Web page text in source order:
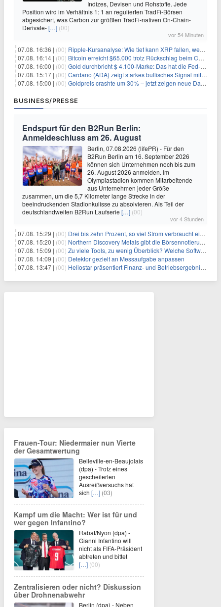
Indizes, Devisen und Rohstoffe. Jede
Position wird im Verhältnis 1: 1 an regulierten TradFi-Börsen
abgesichert, was Carbon zur größten TradFi-nativen On-Chain-
Derivate-[…] (00)
vor 54 Minuten
07.08. 16:36 | (00) Ripple-Kursanalyse: Wie tief kann XRP fallen, wenn die $1-Unterstützung am Wochenende verloren geht?
07.08. 16:14 | (00) Bitcoin erreicht $65.000 trotz Rückschlag beim CLARITY Act und fehlendem US-Iran-Abkommen
07.08. 16:00 | (00) Gold durchbricht $ 4.100-Marke: Das hat die Fed-Entscheidung ausgelöst
07.08. 15:17 | (00) Cardano (ADA) zeigt starkes bullisches Signal mit Potenzial für 200% Kursanstieg
07.08. 15:00 | (00) Goldpreis crashte um 30% – jetzt zeigen neue Daten: War es berechtigt?
BUSINESS/PRESSE
Endspurt für den B2Run Berlin:
Anmeldeschluss am 26. August
Berlin, 07.08.2026 (lifePR) - Für den
B2Run Berlin am 16. September 2026
können sich Unternehmen noch bis zum
26. August 2026 anmelden. Im
Olympiastadion kommen Mitarbeitende
aus Unternehmen jeder Größe
zusammen, um die 5,7 Kilometer lange Strecke in der
beeindruckenden Stadionkulisse zu absolvieren. Als Teil der
deutschlandweiten B2Run Laufserie […] (00)
vor 4 Stunden
07.08. 15:29 | (00) Drei bis zehn Prozent, so viel Strom verbraucht ein Aufzug im Gebäude
07.08. 15:20 | (00) Northern Discovery Metals gibt die Börsennotierung an der Frankfurter Wertpapierbörse bekannt
07.08. 15:09 | (00) Zu viele Tools, zu wenig Überblick? Welche Software IT-Dienstleister wirklich brauchen
07.08. 14:09 | (00) Detektor gezielt an Messaufgabe anpassen
07.08. 13:47 | (00) Heliostar präsentiert Finanz- und Betriebsergebnis für das zweite Quartal 2026 mit Goldproduktion und Barreserven in Rekordhöhe
Frauen-Tour: Niedermaier nun Vierte
der Gesamtwertung
Belleville-en-Beaujolais
(dpa) - Trotz eines
gescheiterten
Ausreißversuchs hat
sich […] (03)
Kampf um die Macht: Wer ist für und
wer gegen Infantino?
Rabat/Nyon (dpa) -
Gianni Infantino will
nicht als FIFA-Präsident
abtreten und bittet
[…] (00)
Zentralisieren oder nicht? Diskussion
über Drohnenabwehr
Berlin (dpa) - Neben